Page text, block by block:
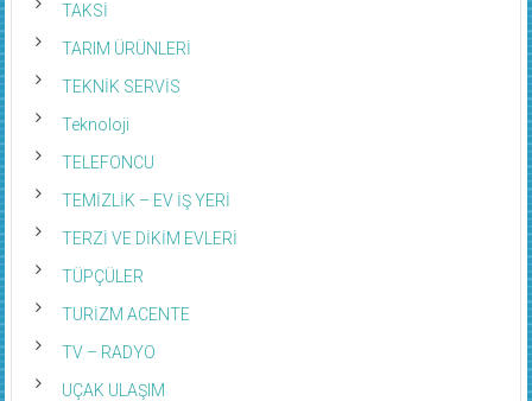
TAKSİ
TARIM ÜRÜNLERİ
TEKNİK SERVİS
Teknoloji
TELEFONCU
TEMİZLİK – EV İŞ YERİ
TERZİ VE DİKİM EVLERİ
TÜPÇÜLER
TURİZM ACENTE
TV – RADYO
UÇAK ULAŞIM